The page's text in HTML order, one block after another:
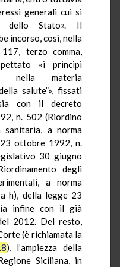
generali cui si
dello Stato». Il
incorso, così, nella
terzo comma,
«i principi
nella materia
salute”», fissati
con il decreto
n. 502 (Riordino
sanitaria, a norma
ottobre 1992, n.
30 giugno
degli
a norma
h), della legge 23
infine con il già
2012. Del resto,
(è richiamata la
), l’ampiezza della
Siciliana, in